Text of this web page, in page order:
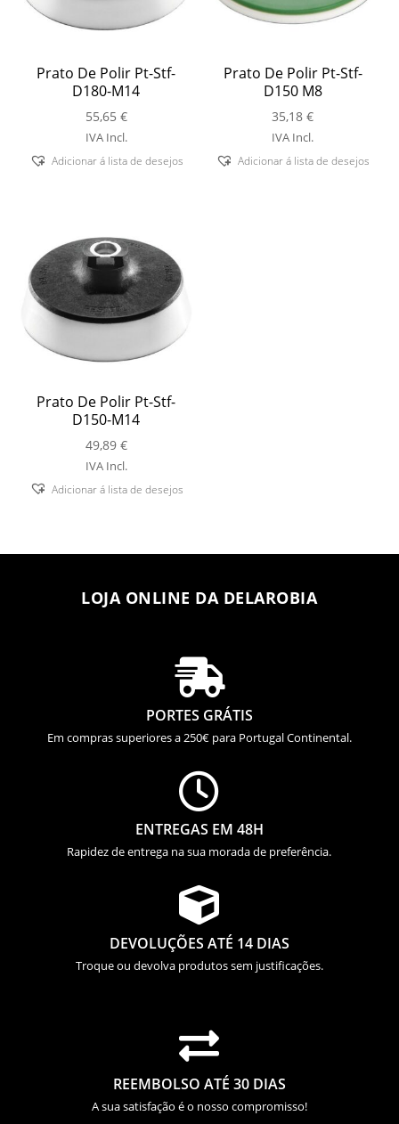
Prato De Polir Pt-Stf-
D180-M14
55,65 €
IVA Incl.
Adicionar á lista de desejos
Prato De Polir Pt-Stf-
D150 M8
35,18€
IVA Incl.
Adicionar á lista de desejos
Prato De Polir Pt-Stf-
D150-M14
49,89 €
IVA Incl.
Adicionar á lista de desejos
LOJA ONLINE DA DELAROBIA

PORTES GRÁTIS
Em compras superiores a 250€ para Portugal Continental.

ENTREGAS EM 48H
Rapidez de entrega na sua morada de preferência.

DEVOLUÇÕES ATÉ 14 DIAS
Troque ou devolva produtos sem justificações.

REEMBOLSO ATÉ 30 DIAS
A sua satisfação é o nosso compromisso!